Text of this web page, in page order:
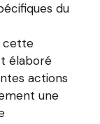
du
cette
élaboré
actions
une